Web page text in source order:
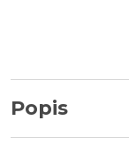
Popis